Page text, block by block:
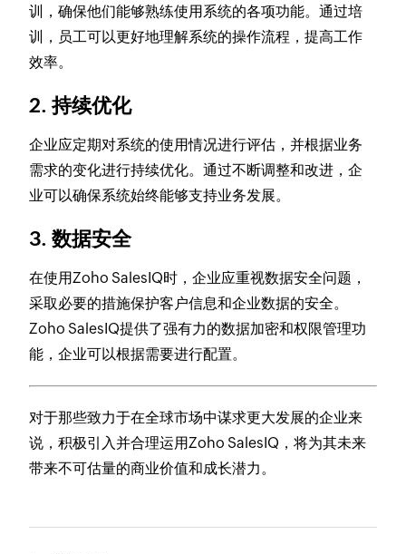
训，确保他们能够熟练使用系统的各项功能。通过培
训，员工可以更好地理解系统的操作流程，提高工作
效率。
2. 持续优化
企业应定期对系统的使用情况进行评估，并根据业务
需求的变化进行持续优化。通过不断调整和改进，企
业可以确保系统始终能够支持业务发展。
3. 数据安全
在使用Zoho SalesIQ时，企业应重视数据安全问题，
采取必要的措施保护客户信息和企业数据的安全。
Zoho SalesIQ提供了强有力的数据加密和权限管理功
能，企业可以根据需要进行配置。
对于那些致力于在全球市场中谋求更大发展的企业来
说，积极引入并合理运用Zoho SalesIQ，将为其未来
带来不可估量的商业价值和成长潜力。